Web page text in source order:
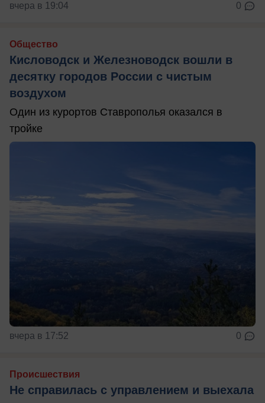
вчера в 19:04 0
Общество
Кисловодск и Железноводск вошли в
десятку городов России с чистым
воздухом
Один из курортов Ставрополья оказался в
тройке
вчера в 17:52 0
Происшествия
Не справилась с управлением и выехала